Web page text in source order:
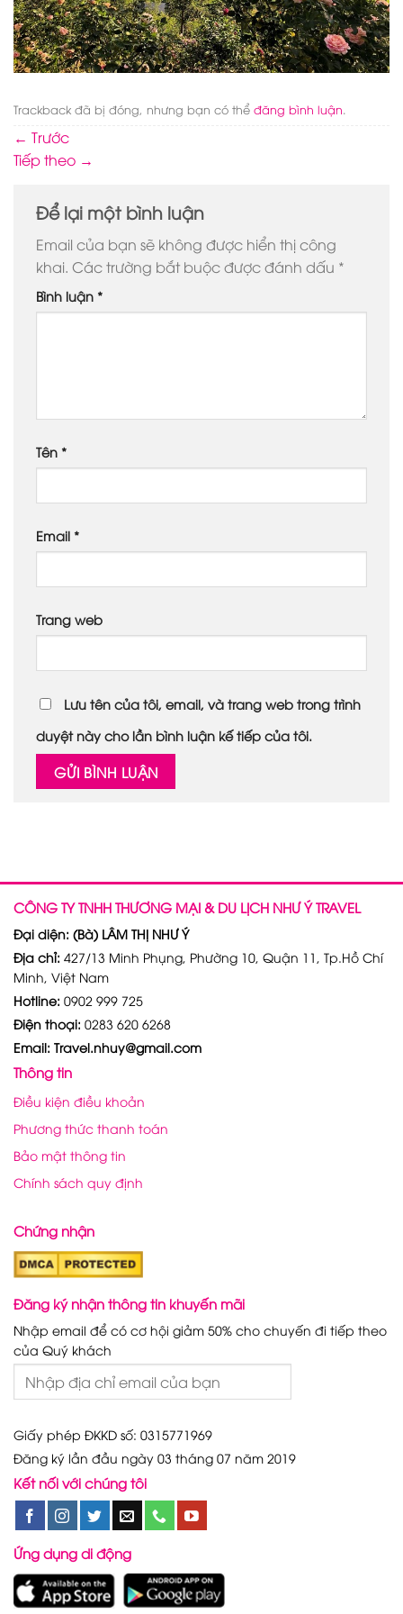
Trackback đã bị đóng, nhưng bạn có thể đăng bình luận.
← Trước
Tiếp theo →
Để lại một bình luận
Email của bạn sẽ không được hiển thị công
khai. Các trường bắt buộc được đánh dấu *
Bình luận *
Tên *
Email *
Trang web
Lưu tên của tôi, email, và trang web trong trình
duyệt này cho lần bình luận kế tiếp của tôi.
CÔNG TY TNHH THƯƠNG MẠI & DU LỊCH NHƯ Ý TRAVEL
Đại diện: (Bà) LÂM THỊ NHƯ Ý
Địa chỉ: 427/13 Minh Phụng, Phường 10, Quận 11, Tp.Hồ Chí
Minh, Việt Nam
Hotline: 0902 999 725
Điện thoại: 0283 620 6268
Email: Travel.nhuy@gmail.com
Thông tin
Điều kiện điều khoản
Phương thức thanh toán
Bảo mật thông tin
Chính sách quy định
Chứng nhận
Đăng ký nhận thông tin khuyến mãi
Nhập email để có cơ hội giảm 50% cho chuyến đi tiếp theo
của Quý khách
Giấy phép ĐKKD số: 0315771969
Đăng ký lần đầu ngày 03 tháng 07 năm 2019
Kết nối với chúng tôi
Ứng dụng di động